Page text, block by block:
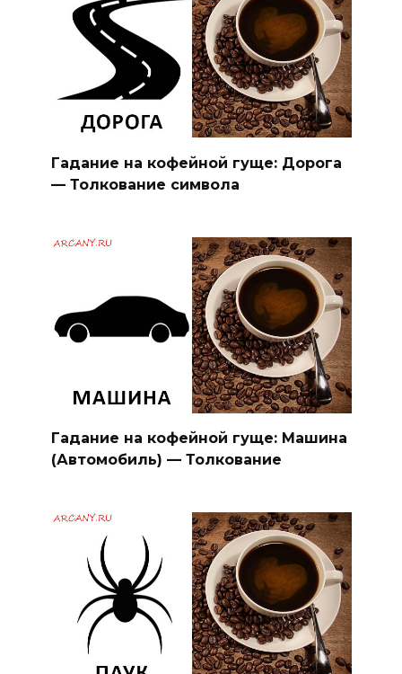
Гадание на кофейной гуще: Дорога
— Толкование символа
Гадание на кофейной гуще: Машина
(Автомобиль) — Толкование